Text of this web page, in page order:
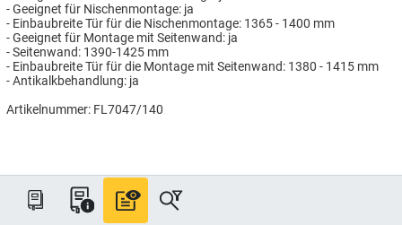
- Geeignet für Nischenmontage: ja
- Einbaubreite Tür für die Nischenmontage: 1365 - 1400 mm
- Geeignet für Montage mit Seitenwand: ja
- Seitenwand: 1390-1425 mm
- Einbaubreite Tür für die Montage mit Seitenwand: 1380 - 1415 mm
- Antikalkbehandlung: ja
Artikelnummer: FL7047/140